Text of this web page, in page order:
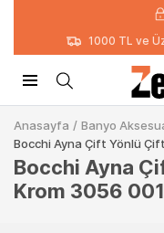
1000 TL ve
Anasayfa / Banyo
Bocchi Ayna Çift Yönlü
Bocchi Ayna
Krom 3056